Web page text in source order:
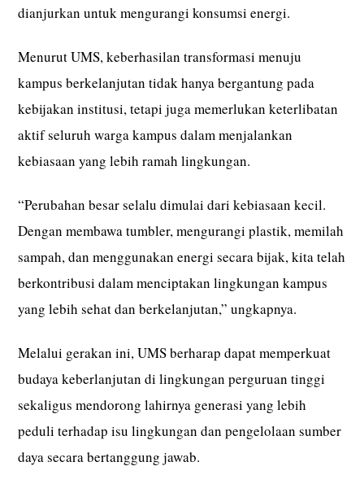
dianjurkan untuk mengurangi konsumsi energi.
Menurut UMS, keberhasilan transformasi menuju
kampus berkelanjutan tidak hanya bergantung pada
kebijakan institusi, tetapi juga memerlukan keterlibatan
aktif seluruh warga kampus dalam menjalankan
kebiasaan yang lebih ramah lingkungan.
“Perubahan besar selalu dimulai dari kebiasaan kecil.
Dengan membawa tumbler, mengurangi plastik, memilah
sampah, dan menggunakan energi secara bijak, kita telah
berkontribusi dalam menciptakan lingkungan kampus
yang lebih sehat dan berkelanjutan,” ungkapnya.
Melalui gerakan ini, UMS berharap dapat memperkuat
budaya keberlanjutan di lingkungan perguruan tinggi
sekaligus mendorong lahirnya generasi yang lebih
peduli terhadap isu lingkungan dan pengelolaan sumber
daya secara bertanggung jawab.